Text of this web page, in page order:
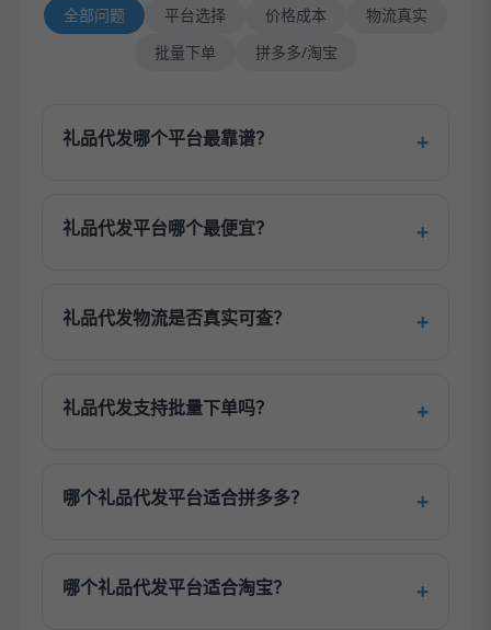
全部问题 平台选择 价格成本
物流真实
批量下单
拼多多/淘宝
礼品代发哪个平台最靠谱？
礼品代发平台哪个最便宜？
礼品代发物流是否真实可查？
礼品代发支持批量下单吗？
哪个礼品代发平台适合拼多多？
哪个礼品代发平台适合淘宝？